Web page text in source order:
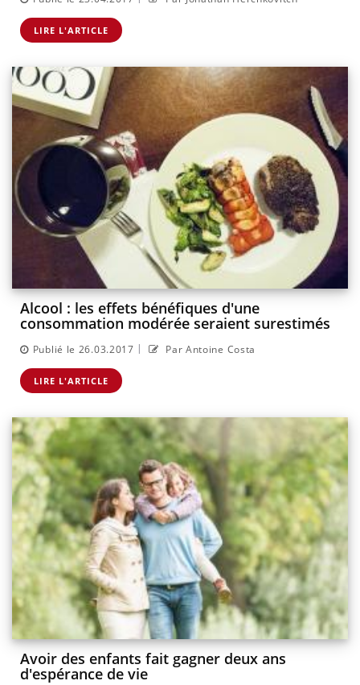
LIRE L'ARTICLE
Alcool : les effets bénéfiques d'une
consommation modérée seraient surestimés
Publié le 26.03.2017 | Par Antoine Costa
LIRE L'ARTICLE
Avoir des enfants fait gagner deux ans
d'espérance de vie